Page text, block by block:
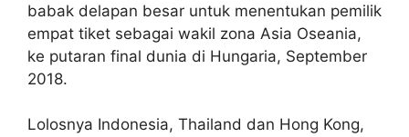
babak delapan besar untuk menentukan pemilik
empat tiket sebagai wakil zona Asia Oseania,
ke putaran final dunia di Hungaria, September
2018.
Lolosnya Indonesia, Thailand dan Hong Kong,